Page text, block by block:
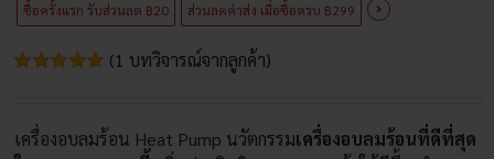
ซื้อครั้งแรก รับส่วนลด ฿20 ส่วนลดค่าส่ง เมื่อซื้่อครบ ฿299
จาก 5
คะแนนเต็ม
(1 บทวิจารณ์จากลูกค้า)
เครื่องอบลมร้อน Heat Pump นวัตกรรมเครื่องอบลมร้อนที่ดีที่สุด